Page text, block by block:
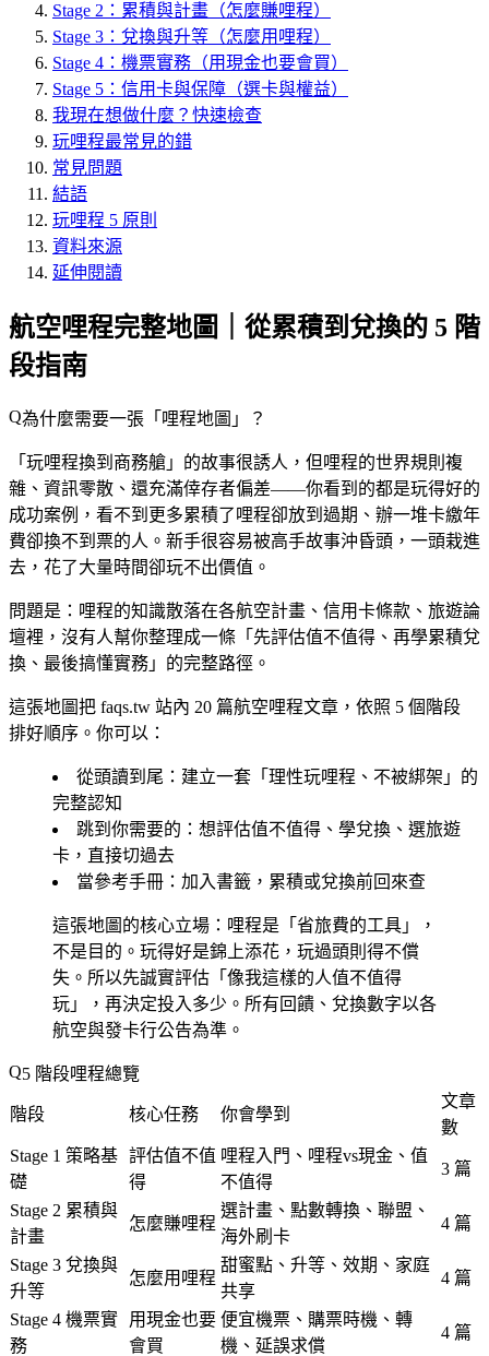
Stage 2：累積與計畫（怎麼賺哩程）
Stage 3：兌換與升等（怎麼用哩程）
Stage 4：機票實務（用現金也要會買）
Stage 5：信用卡與保障（選卡與權益）
我現在想做什麼？快速檢查
玩哩程最常見的錯
常見問題
結語
玩哩程 5 原則
資料來源
延伸閱讀
航空哩程完整地圖｜從累積到兌換的 5 階
段指南
為什麼需要一張「哩程地圖」？
「玩哩程換到商務艙」的故事很誘人，但哩程的世界規則複
雜、資訊零散、還充滿倖存者偏差——你看到的都是玩得好的
成功案例，看不到更多累積了哩程卻放到過期、辦一堆卡繳年
費卻換不到票的人。新手很容易被高手故事沖昏頭，一頭栽進
去，花了大量時間卻玩不出價值。
問題是：哩程的知識散落在各航空計畫、信用卡條款、旅遊論
壇裡，沒有人幫你整理成一條「先評估值不值得、再學累積兌
換、最後搞懂實務」的完整路徑。
這張地圖把 faqs.tw 站內 20 篇航空哩程文章 ，依照 5 個階段
排好順序。你可以：
從頭讀到尾 ：建立一套「理性玩哩程、不被綁架」的
完整認知
跳到你需要的 ：想評估值不值得、學兌換、選旅遊
卡，直接切過去
當參考手冊 ：加入書籤，累積或兌換前回來查
這張地圖的核心立場：哩程是「省旅費的工具」，
不是目的。玩得好是錦上添花，玩過頭則得不償
失。所以先誠實評估「像我這樣的人值不值得
玩」，再決定投入多少。所有回饋、兌換數字以各
航空與發卡行公告為準。
5 階段哩程總覽
階段 核心任務 你會學到
文章
數
Stage 1 策略基
礎
評估值不值
得
哩程入門、哩程vs現金、值
不值得
3 篇
Stage 2 累積與
計畫
怎麼賺哩程
選計畫、點數轉換、聯盟、
海外刷卡
4 篇
Stage 3 兌換與
升等
怎麼用哩程
甜蜜點、升等、效期、家庭
共享
4 篇
Stage 4 機票實
務
用現金也要
會買
便宜機票、購票時機、轉
機、延誤求償
4 篇